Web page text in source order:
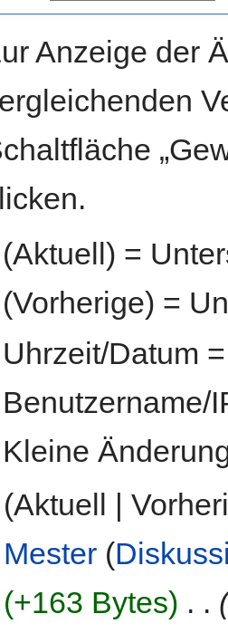
Anzeige der
(Aktuell) =
(Vorherige) =
Uhrzeit/Datum
Benutzername/
Kleine
(Aktuell |
Mester (
(+163 Bytes) . .